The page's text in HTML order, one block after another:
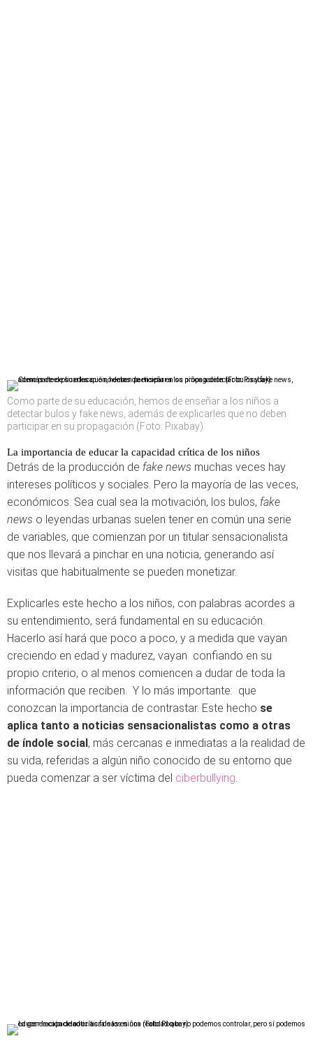
Como parte de su educación, hemos de enseñar a los niños a
detectar bulos y fake news, además de explicarles que no deben
participar en su propagación (Foto: Pixabay)
La importancia de educar la capacidad crítica de los niños
Detrás de la producción de fake news muchas veces hay
intereses políticos y sociales. Pero la mayoría de las veces,
económicos. Sea cual sea la motivación, los bulos, fake
news o leyendas urbanas suelen tener en común una serie
de variables, que comienzan por un titular sensacionalista
que nos llevará a pinchar en una noticia, generando así
visitas que habitualmente se pueden monetizar.
Explicarles este hecho a los niños, con palabras acordes a
su entendimiento, será fundamental en su educación.
Hacerlo así hará que poco a poco, y a medida que vayan
creciendo en edad y madurez, vayan confiando en su
propio criterio, o al menos comiencen a dudar de toda la
información que reciben. Y lo más importante: que
conozcan la importancia de contrastar. Este hecho se
aplica tanto a noticias sensacionalistas como a otras
de índole social, más cercanas e inmediatas a la realidad de
su vida, referidas a algún niño conocido de su entorno que
pueda comenzar a ser víctima del ciberbullying.